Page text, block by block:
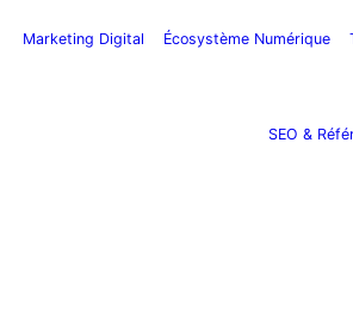
Marketing Digital Écosystème Numérique
SEO &